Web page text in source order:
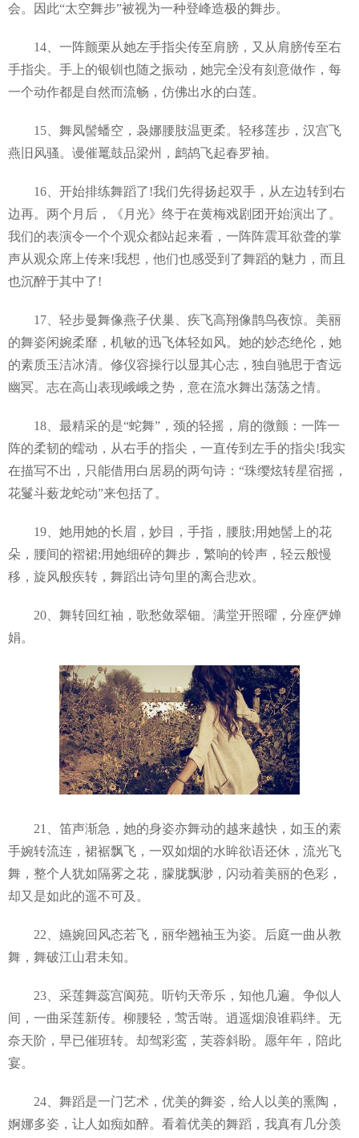
会。因此“太空舞步”被视为一种登峰造极的舞步。
14、一阵颤栗从她左手指尖传至肩膀，又从肩膀传至右
手指尖。手上的银钏也随之振动，她完全没有刻意做作，每
一个动作都是自然而流畅，仿佛出水的白莲。
15、舞凤髻蟠空，袅娜腰肢温更柔。轻移莲步，汉宫飞
燕旧风骚。谩催鼍鼓品梁州，鹧鸪飞起春罗袖。
16、开始排练舞蹈了!我们先得扬起双手，从左边转到右
边再。两个月后，《月光》终于在黄梅戏剧团开始演出了。
我们的表演令一个个观众都站起来看，一阵阵震耳欲聋的掌
声从观众席上传来!我想，他们也感受到了舞蹈的魅力，而且
也沉醉于其中了!
17、轻步曼舞像燕子伏巢、疾飞高翔像鹊鸟夜惊。美丽
的舞姿闲婉柔靡，机敏的迅飞体轻如风。她的妙态绝伦，她
的素质玉洁冰清。修仪容操行以显其心志，独自驰思于杳远
幽冥。志在高山表现峨峨之势，意在流水舞出荡荡之情。
18、最精采的是“蛇舞”，颈的轻摇，肩的微颤：一阵一
阵的柔韧的蠕动，从右手的指尖，一直传到左手的指尖!我实
在描写不出，只能借用白居易的两句诗：“珠缨炫转星宿摇，
花鬘斗薮龙蛇动”来包括了。
19、她用她的长眉，妙目，手指，腰肢;用她髻上的花
朵，腰间的褶裙;用她细碎的舞步，繁响的铃声，轻云般慢
移，旋风般疾转，舞蹈出诗句里的离合悲欢。
20、舞转回红袖，歌愁敛翠钿。满堂开照曜，分座俨婵
娟。
21、笛声渐急，她的身姿亦舞动的越来越快，如玉的素
手婉转流连，裙裾飘飞，一双如烟的水眸欲语还休，流光飞
舞，整个人犹如隔雾之花，朦胧飘渺，闪动着美丽的色彩，
却又是如此的遥不可及。
22、嬿婉回风态若飞，丽华翘袖玉为姿。后庭一曲从教
舞，舞破江山君未知。
23、采莲舞蕊宫阆苑。听钧天帝乐，知他几遍。争似人
间，一曲采莲新传。柳腰轻，莺舌啭。逍遥烟浪谁羁绊。无
奈天阶，早已催班转。却驾彩鸾，芙蓉斜盼。愿年年，陪此
宴。
24、舞蹈是一门艺术，优美的舞姿，给人以美的熏陶，
婀娜多姿，让人如痴如醉。看着优美的舞蹈，我真有几分羡